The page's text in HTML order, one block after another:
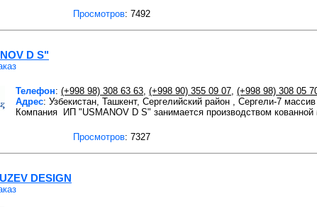
Просмотров: 7492
D S"
Телефон: (+998 98) 308 63 63, (+998 90) 355 09 07, (+998 98) 308 05
Адрес: Узбекистан, Ташкент, Сергелийский район , Сергели-7 массив
Компания ИП "USMANOV D S" занимается производством кованной
Просмотров: 7327
DESIGN